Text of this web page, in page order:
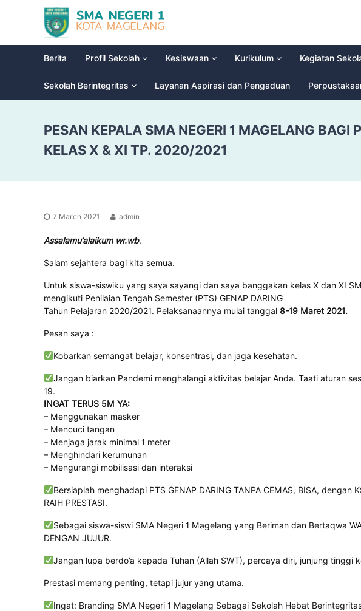
A
N
g
e
i
1
M
i
o
l
i
h
c
Berita Profil Sekolah Kesiswaan Kurikulum Kegiatan
Sekolah Berintegritas Layanan Aspirasi dan Pengaduan
PESAN KEPALA SMA NEGERI 1 MAGELANG BAGI
KELAS X & XI TP. 2020/2021
7 March 2021 admin
Assalamu’alaikum wr.wb.
Salam sejahtera bagi kita semua.
Untuk siswa-siswiku yang saya sayangi dan saya banggakan kelas X dan XI
mengikuti Penilaian Tengah Semester (PTS) GENAP DARING
Tahun Pelajaran 2020/2021. Pelaksanaannya mulai tanggal 8-19 Maret 2021.
Pesan saya :
Kobarkan semangat belajar, konsentrasi, dan jaga kesehatan.
Jangan biarkan Pandemi menghalangi aktivitas belajar Anda. Taati aturan
19.
INGAT TERUS 5M YA:
– Menggunakan masker
– Mencuci tangan
– Menjaga jarak minimal 1 meter
– Menghindari kerumunan
– Mengurangi mobilisasi dan interaksi
Bersiaplah menghadapi PTS GENAP DARING TANPA CEMAS, BISA, dengan
RAIH PRESTASI.
Sebagai siswa-siswi SMA Negeri 1 Magelang yang Beriman dan Bertaqwa
DENGAN JUJUR.
Jangan lupa berdo’a kepada Tuhan (Allah SWT), percaya diri, junjung tinggi
Prestasi memang penting, tetapi jujur yang utama.
Ingat: Branding SMA Negeri 1 Magelang Sebagai Sekolah Hebat